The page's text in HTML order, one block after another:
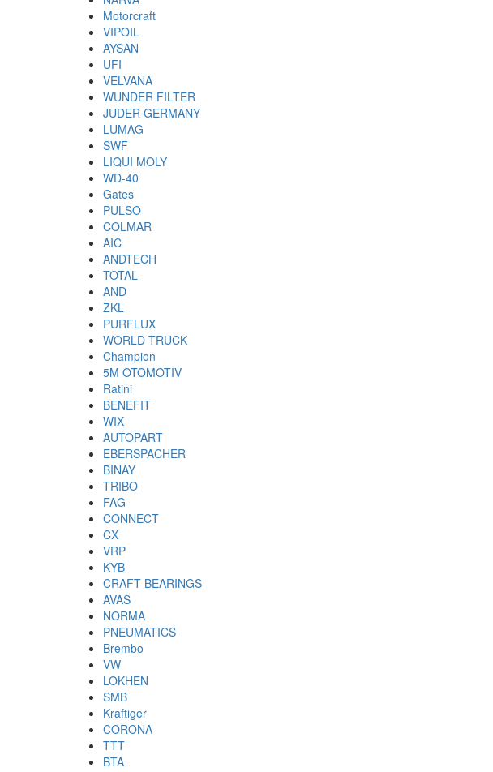
Motorcraft
VIPOIL
AYSAN
UFI
VELVANA
WUNDER FILTER
JUDER GERMANY
LUMAG
SWF
LIQUI MOLY
WD-40
Gates
PULSO
COLMAR
AIC
ANDTECH
TOTAL
AND
ZKL
PURFLUX
WORLD TRUCK
Champion
5M OTOMOTIV
Ratini
BENEFIT
WIX
AUTOPART
EBERSPACHER
BINAY
TRIBO
FAG
CONNECT
CX
VRP
KYB
CRAFT BEARINGS
AVAS
NORMA
PNEUMATICS
Brembo
VW
LOKHEN
SMB
Kraftiger
CORONA
TTT
BTA